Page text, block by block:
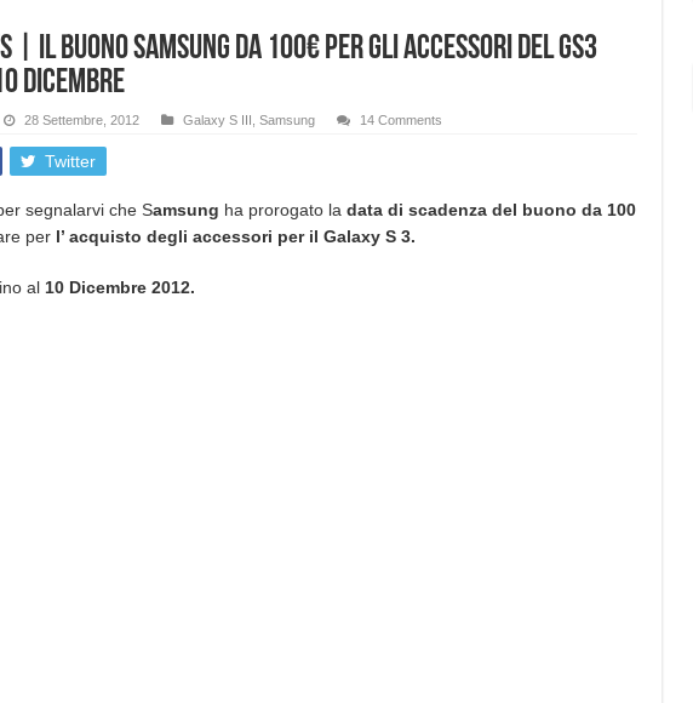
| Il buono Samsung da 100€ per gli accessori del GS3
Dicembre
28 Settembre, 2012 Galaxy S III Samsung 14 Comments
Twitter
segnalarvi che Samsung ha prorogato la data di scadenza del buono da 100
per l’ acquisto degli accessori per il Galaxy S 3.
al 10 Dicembre 2012.